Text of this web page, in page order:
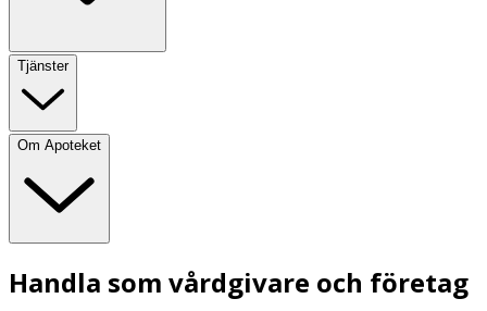
Tjänster
Om Apoteket
Handla som vårdgivare och företag